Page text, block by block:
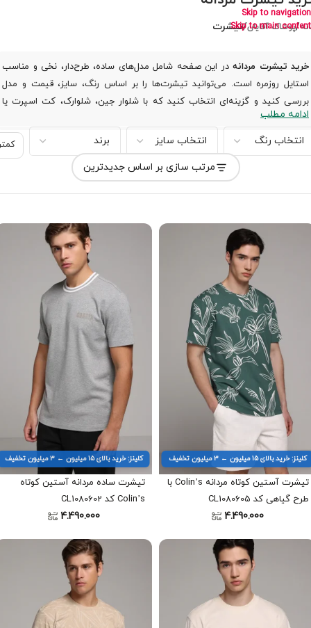
Skip to navigation
Skip to main content
/پوشاک آقایان/تیشرت
خرید تیشرت مردانه در این صفحه شامل مدل‌های ساده، طرح‌دار، نخی و مناسب
استایل روزمره است. می‌توانید تیشرت‌ها را بر اساس رنگ، سایز، قیمت و مدل
بررسی کنید و گزینه‌ای انتخاب کنید که با شلوار جین، شلوارک، کت اسپرت یا
استایل روزانه شما هماهنگ باشد.
ادامه مطلب
کمتر از
مرتب سازی بر اساس جدیدترین
کلینز: خرید بالای ۱۵ میلیون ← ۳ میلیون تخفیف
تیشرت آستین کوتاه مردانه Colin’s با
طرح گیاهی کد CL1080605
4.490.000
کلینز: خرید بالای ۱۵ میلیون ← ۳ میلیون تخفیف
تیشرت ساده مردانه آستین کوتاه
Colin’s کد CL1080602
4.490.000